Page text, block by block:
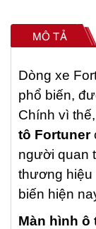
MÔ TẢ
Dòng xe
phổ biến,
Chính vì
tô Fortuner
người quan
thương hiệu
biến hiện
Màn hình